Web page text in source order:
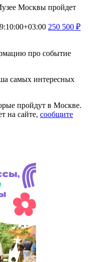
Москвы пройдет
250 500 ₽
про событие
самых интересных
пройдут в Москве.
на сайте, сообщите